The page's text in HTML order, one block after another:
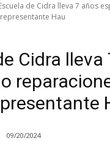
de Cidra lleva 7 años
Hau
Cidra lleva
09/20/2024